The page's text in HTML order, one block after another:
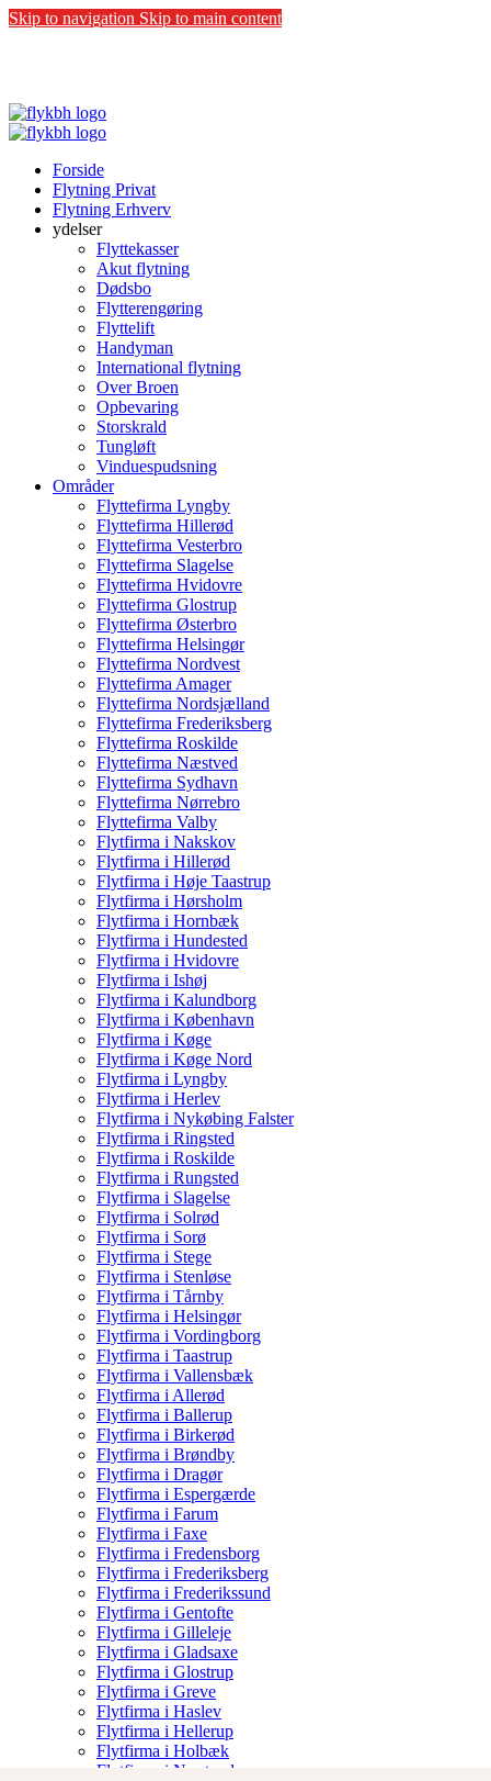
Skip to navigation Skip to main content
Forside
Flytning Privat
Flytning Erhverv
ydelser
Flyttekasser
Akut flytning
Dødsbo
Flytterengøring
Flyttelift
Handyman
International flytning
Over Broen
Opbevaring
Storskrald
Tungløft
Vinduespudsning
Områder
Flyttefirma Lyngby
Flyttefirma Hillerød
Flyttefirma Vesterbro
Flyttefirma Slagelse
Flyttefirma Hvidovre
Flyttefirma Glostrup
Flyttefirma Østerbro
Flyttefirma Helsingør
Flyttefirma Nordvest
Flyttefirma Amager
Flyttefirma Nordsjælland
Flyttefirma Frederiksberg
Flyttefirma Roskilde
Flyttefirma Næstved
Flyttefirma Sydhavn
Flyttefirma Nørrebro
Flyttefirma Valby
Flytfirma i Nakskov
Flytfirma i Hillerød
Flytfirma i Høje Taastrup
Flytfirma i Hørsholm
Flytfirma i Hornbæk
Flytfirma i Hundested
Flytfirma i Hvidovre
Flytfirma i Ishøj
Flytfirma i Kalundborg
Flytfirma i København
Flytfirma i Køge
Flytfirma i Køge Nord
Flytfirma i Lyngby
Flytfirma i Herlev
Flytfirma i Nykøbing Falster
Flytfirma i Ringsted
Flytfirma i Roskilde
Flytfirma i Rungsted
Flytfirma i Slagelse
Flytfirma i Solrød
Flytfirma i Sorø
Flytfirma i Stege
Flytfirma i Stenløse
Flytfirma i Tårnby
Flytfirma i Helsingør
Flytfirma i Vordingborg
Flytfirma i Taastrup
Flytfirma i Vallensbæk
Flytfirma i Allerød
Flytfirma i Ballerup
Flytfirma i Birkerød
Flytfirma i Brøndby
Flytfirma i Dragør
Flytfirma i Espergærde
Flytfirma i Farum
Flytfirma i Faxe
Flytfirma i Fredensborg
Flytfirma i Frederiksberg
Flytfirma i Frederikssund
Flytfirma i Gentofte
Flytfirma i Gilleleje
Flytfirma i Gladsaxe
Flytfirma i Glostrup
Flytfirma i Greve
Flytfirma i Haslev
Flytfirma i Hellerup
Flytfirma i Holbæk
Flytfirma i Næstved